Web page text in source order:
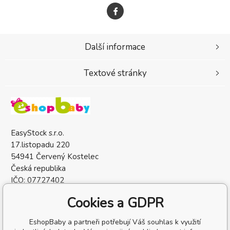
EasyStock s.r.o.
17.listopadu 220
54941 Červený Kostelec
Česká republika
IČO: 07727402
Další informace
Textové stránky
Cookies a GDPR
EshopBaby a partneři potřebují Váš souhlas k využití